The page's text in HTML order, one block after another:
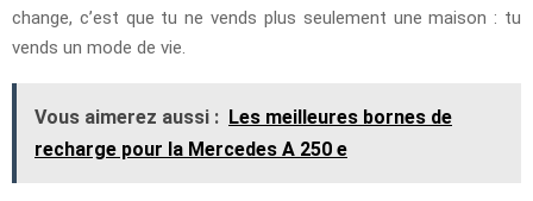
change, c’est que tu ne vends plus seulement une maison : tu
vends un mode de vie.
Vous aimerez aussi : Les meilleures bornes de
recharge pour la Mercedes A 250 e